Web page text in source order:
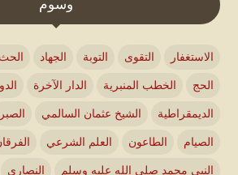
وسوم
الاستغفار التقوى التوبة الجهاد
الحج الخطب المنبرية الدار الآخرة
الديمقراطية الشيخ عثمان السالمي الصبر
الصيام الطاعون العلم الشرعي
النبي محمد صلى الله عليه وسلم النصارى